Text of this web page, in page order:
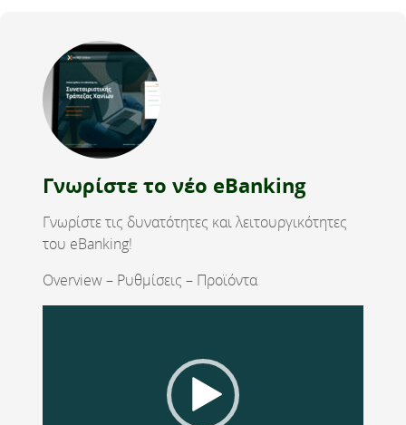
Γνωρίστε το νέο eBanking
Γνωρίστε τις δυνατότητες και λειτουργικότητες
του eBanking!
Overview – Ρυθμίσεις – Προϊόντα